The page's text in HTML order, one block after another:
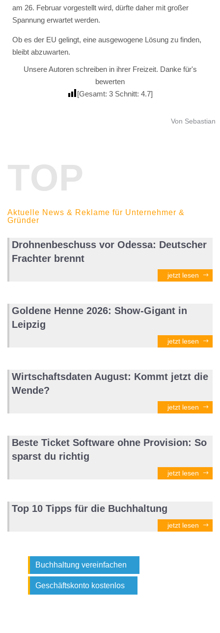
am 26. Februar vorgestellt wird, dürfte daher mit großer
Spannung erwartet werden.
Ob es der EU gelingt, eine ausgewogene Lösung zu finden,
bleibt abzuwarten.
Unsere Autoren schreiben in ihrer Freizeit. Danke für's
bewerten
[Gesamt: 3 Schnitt: 4.7]
Von Sebastian
TOP
Aktuelle News & Reklame für Unternehmer &
Gründer
Drohnenbeschuss vor Odessa: Deutscher
Frachter brennt
jetzt lesen
Goldene Henne 2026: Show-Gigant in
Leipzig
jetzt lesen
Wirtschaftsdaten August: Kommt jetzt die
Wende?
jetzt lesen
Beste Ticket Software ohne Provision: So
sparst du richtig
jetzt lesen
Top 10 Tipps für die Buchhaltung
jetzt lesen
Buchhaltung vereinfachen
Geschäftskonto kostenlos